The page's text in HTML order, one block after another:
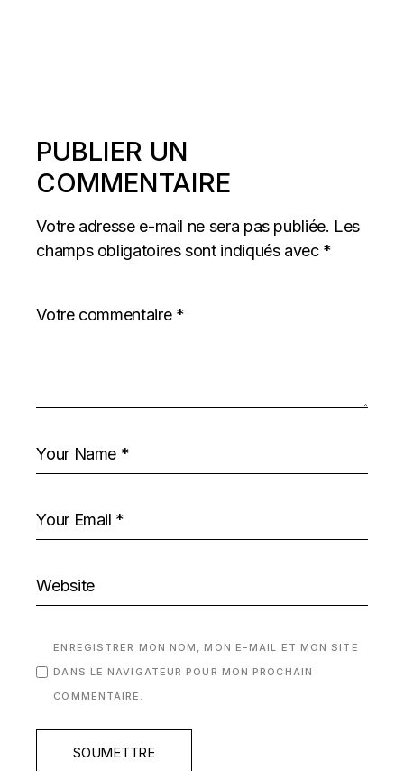
PUBLIER UN
COMMENTAIRE
Votre adresse e-mail ne sera pas publiée. Les
champs obligatoires sont indiqués avec *
ENREGISTRER MON NOM, MON E-MAIL ET MON SITE
DANS LE NAVIGATEUR POUR MON PROCHAIN
COMMENTAIRE.
SOUMETTRE